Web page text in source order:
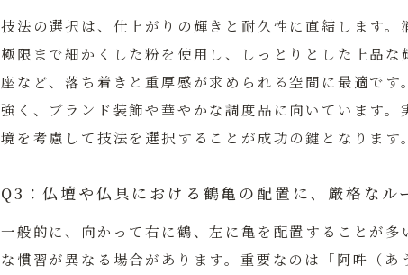
技法の選択は、仕上がりの輝きと耐久性に直結します。
極限まで細かくした粉を使用し、しっとりとした上品
座など、落ち着きと重厚感が求められる空間に最適で
強く、ブランド装飾や華やかな調度品に向いています
境を考慮して技法を選択することが成功の鍵となります。
Q3：仏壇や仏具における鶴亀の配置に、厳格なル
一般的に、向かって右に鶴、左に亀を配置することが
な慣習が異なる場合があります。重要なのは「阿吽（